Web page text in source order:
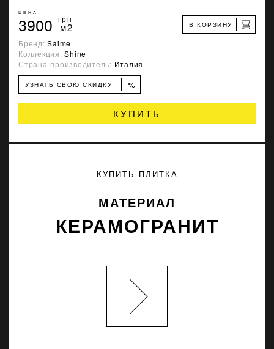
ЦЕНА
3900 грн
м2 В КОРЗИНУ
Бренд:Saime
Коллекция:Shine
Страна-производитель: Италия
УЗНАТЬ СВОЮ СКИДКУ %
КУПИТЬ
КУПИТЬ ПЛИТКА
МАТЕРИАЛ
КЕРАМОГРАНИТ